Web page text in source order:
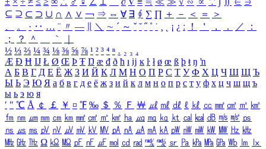
⊆ ⊇ ⊂ ⊃ ∪ ∩ ∧ ∨ ￢ ⇒ ⇔ ∀ ∃ ∮ ∑ ∏ ＋ － ＜ ＝
＞
、
。 · ‥ … ¨ 〃 ― ＼ ∼ ´ ～ ˇ ˘ ˝ ˚ ˙ ¸ ¡ ¿ ː ！ ＇ ， ． ／
：
；
？ ＾ ｀
½ ⅓ ⅔ ¼ ¾ ⅛ ⅜ ⅝ ⅞ ¹ ² ³ ⁴ ⁿ ₁ ₂ ₃ ₄
Æ Ð Ħ Ĳ Ł Ø Œ Þ Ŧ Ŋ æ đ ð ħ ı ĳ ĸ ŀ ł ø œ ß þ ŧ ŋ ŉ
А Б В Г Д Е Ё Ж З И Й К Л М Н О П Р С Т У Ф Х Ц Ч Ш Щ Ъ
Ы Ь Э Ю Я а б в г д е ё ж з и й к л м н о п р с т у ф х ц ч ш щ ъ
ы ь э ю я
′ ″ ℃ Å ￠ ￡ ￥ ¤ ℉ ‰ ＄ ％ Ｆ ￦ ㎕ ㎖ ㎗ ℓ ㎘ ㏄ ㎣ ㎤ ㎥ ㎦
㎙ ㎚ ㎛ ㎜ ㎝ ㎞ ㎟ ㎠ ㎡ ㎢ ㏊ ㎍ ㎎ ㎏ ㏏ ㎈ ㎉ ㏈ ㎧ ㎨ ㎰
㎱ ㎲ ㎳ ㎴ ㎵ ㎶ ㎷ ㎸ ㎹ ㎀ ㎁ ㎂ ㎃ ㎄ ㎺ ㎻ ㎽ ㎾ ㎿ ㎐ ㎑
㎒ ㎓ ㎔ Ω ㏀ ㏁ ㎊ ㎋ ㎌ ㏖ ㏅ ㎭ ㎮ ㎯ ㏛ ㎩ ㎪ ㎫ ㎬ ㏝ ㏐
㏓